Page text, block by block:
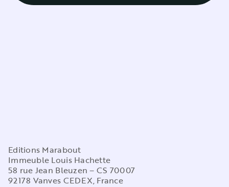
Editions Marabout
Immeuble Louis Hachette
58 rue Jean Bleuzen – CS 70007
92178 Vanves CEDEX, France